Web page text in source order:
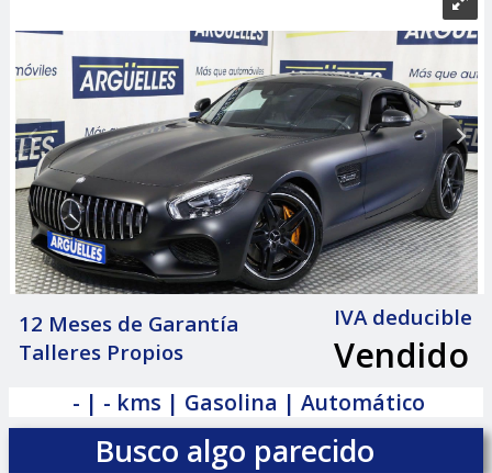
12 Meses de Garantía
Talleres Propios
IVA deducible
Vendido
- | - kms | Gasolina | Automático
Busco algo parecido